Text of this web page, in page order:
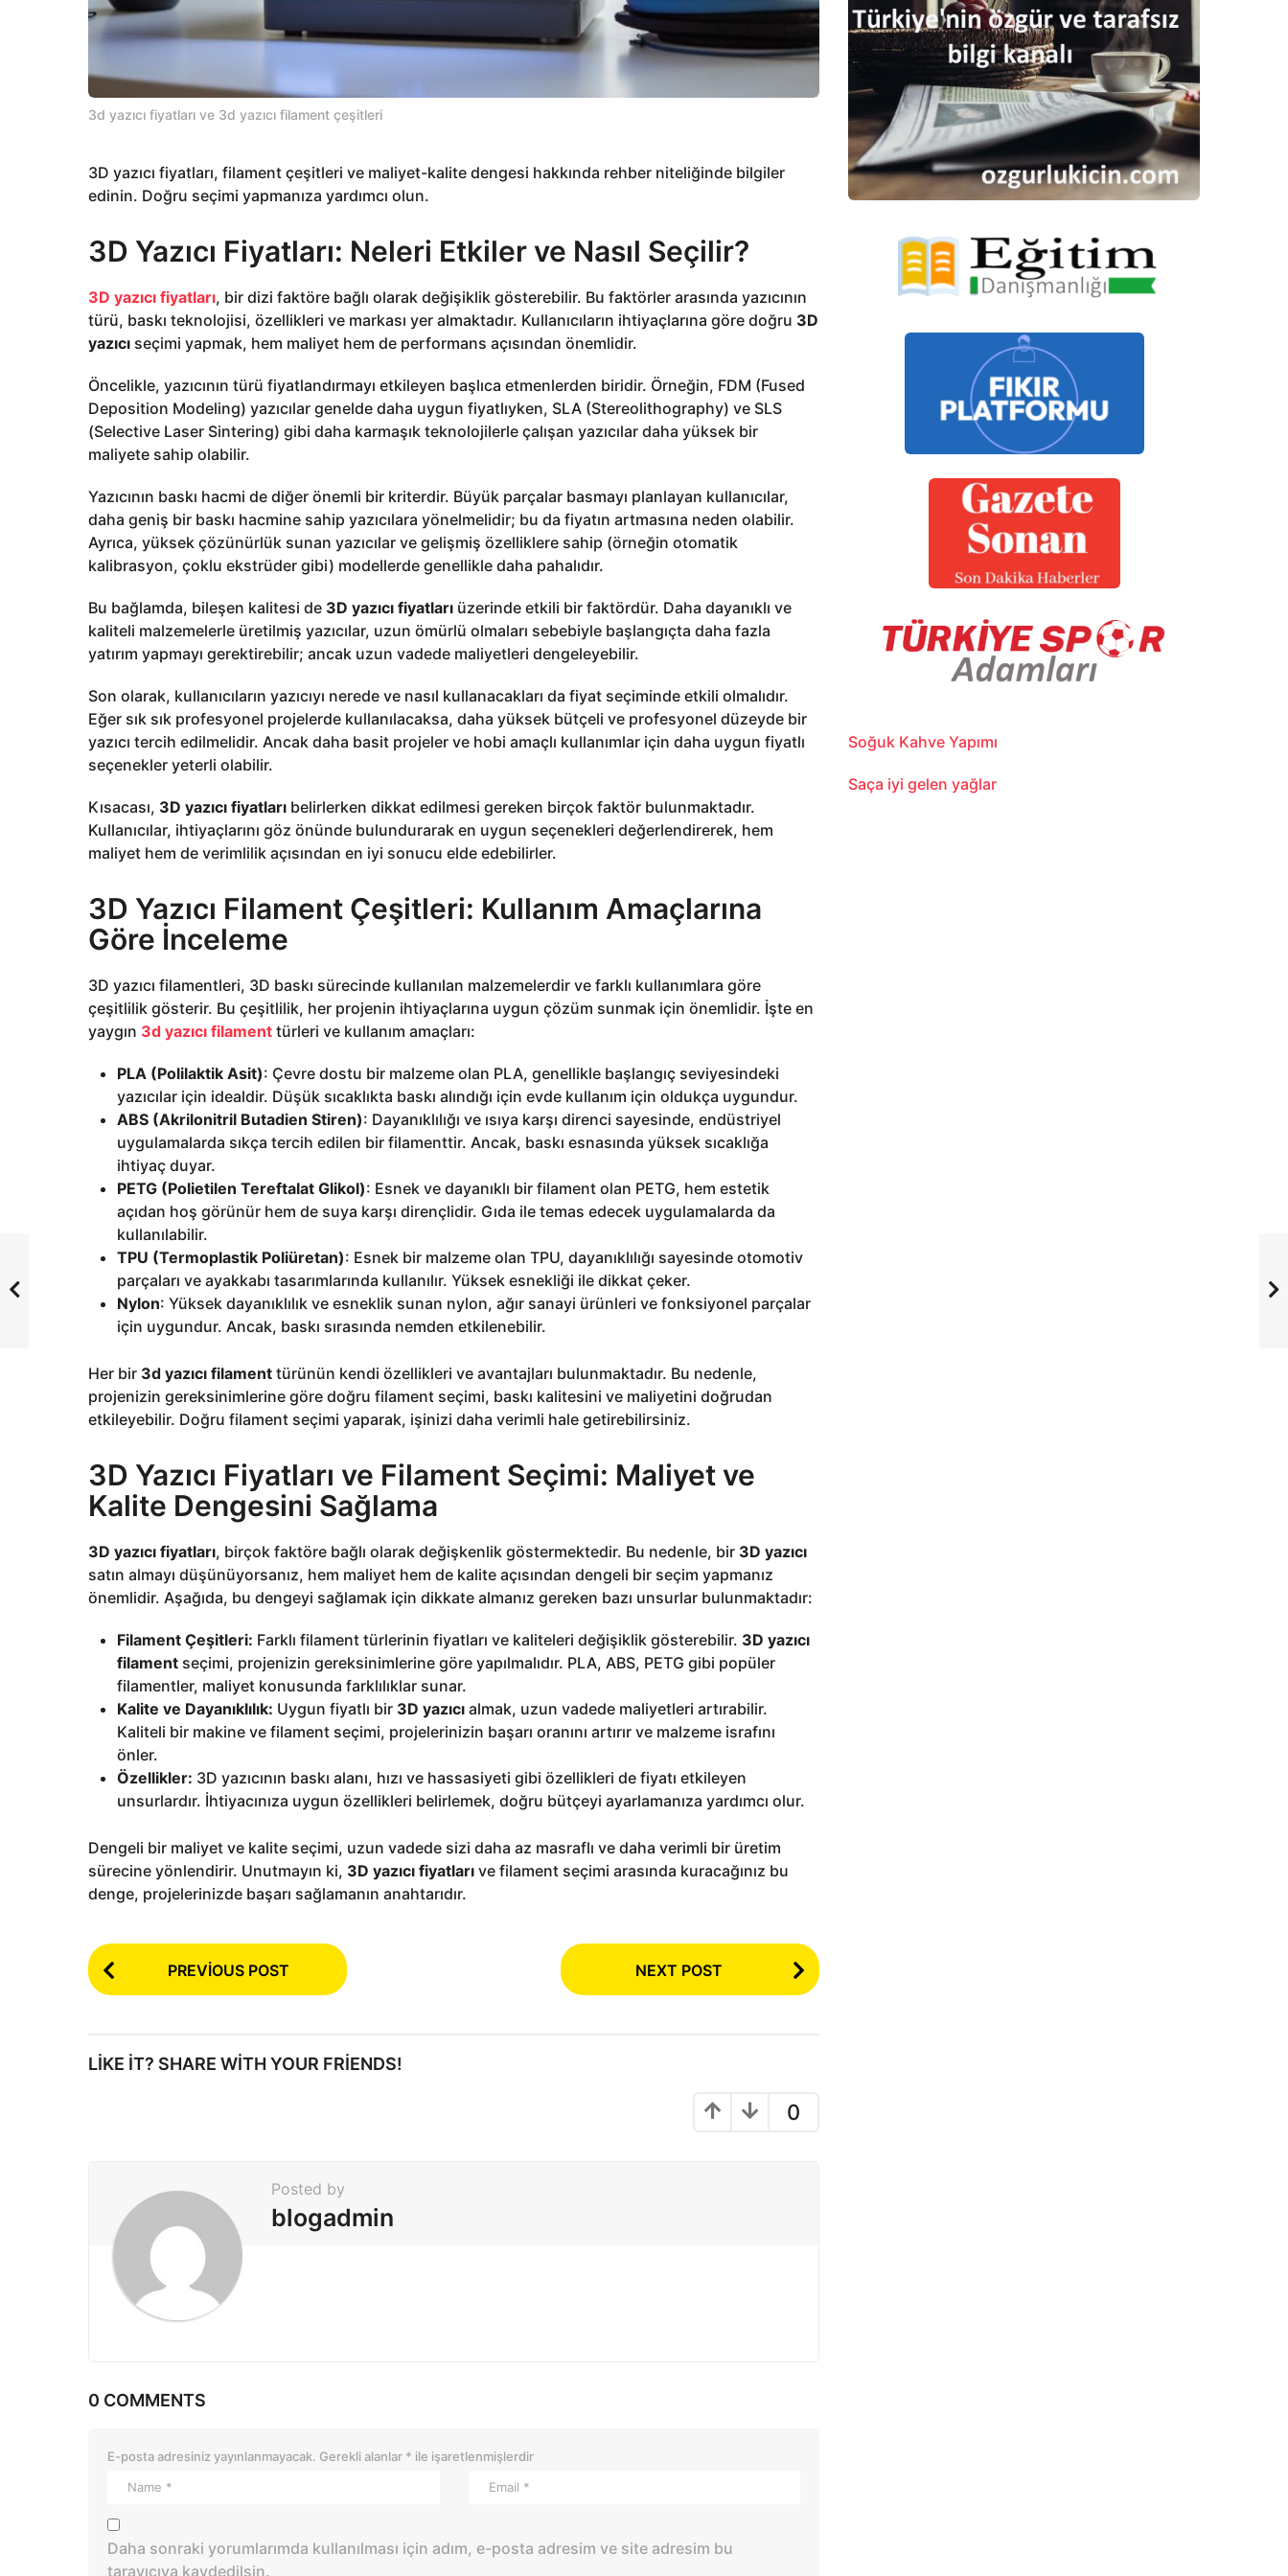
3d yazıcı fiyatları ve 3d yazıcı filament çeşitleri
3D yazıcı fiyatları, filament çeşitleri ve maliyet-kalite dengesi hakkında rehber niteliğinde bilgiler
edinin. Doğru seçimi yapmanıza yardımcı olun.
3D Yazıcı Fiyatları: Neleri Etkiler ve Nasıl Seçilir?
3D yazıcı fiyatları, bir dizi faktöre bağlı olarak değişiklik gösterebilir. Bu faktörler arasında yazıcının
türü, baskı teknolojisi, özellikleri ve markası yer almaktadır. Kullanıcıların ihtiyaçlarına göre doğru 3D
yazıcı seçimi yapmak, hem maliyet hem de performans açısından önemlidir.
Öncelikle, yazıcının türü fiyatlandırmayı etkileyen başlıca etmenlerden biridir. Örneğin, FDM (Fused
Deposition Modeling) yazıcılar genelde daha uygun fiyatlıyken, SLA (Stereolithography) ve SLS
(Selective Laser Sintering) gibi daha karmaşık teknolojilerle çalışan yazıcılar daha yüksek bir
maliyete sahip olabilir.
Yazıcının baskı hacmi de diğer önemli bir kriterdir. Büyük parçalar basmayı planlayan kullanıcılar,
daha geniş bir baskı hacmine sahip yazıcılara yönelmelidir; bu da fiyatın artmasına neden olabilir.
Ayrıca, yüksek çözünürlük sunan yazıcılar ve gelişmiş özelliklere sahip (örneğin otomatik
kalibrasyon, çoklu ekstrüder gibi) modellerde genellikle daha pahalıdır.
Bu bağlamda, bileşen kalitesi de 3D yazıcı fiyatları üzerinde etkili bir faktördür. Daha dayanıklı ve
kaliteli malzemelerle üretilmiş yazıcılar, uzun ömürlü olmaları sebebiyle başlangıçta daha fazla
yatırım yapmayı gerektirebilir; ancak uzun vadede maliyetleri dengeleyebilir.
Son olarak, kullanıcıların yazıcıyı nerede ve nasıl kullanacakları da fiyat seçiminde etkili olmalıdır.
Eğer sık sık profesyonel projelerde kullanılacaksa, daha yüksek bütçeli ve profesyonel düzeyde bir
yazıcı tercih edilmelidir. Ancak daha basit projeler ve hobi amaçlı kullanımlar için daha uygun fiyatlı
seçenekler yeterli olabilir.
Kısacası, 3D yazıcı fiyatları belirlerken dikkat edilmesi gereken birçok faktör bulunmaktadır.
Kullanıcılar, ihtiyaçlarını göz önünde bulundurarak en uygun seçenekleri değerlendirerek, hem
maliyet hem de verimlilik açısından en iyi sonucu elde edebilirler.
3D Yazıcı Filament Çeşitleri: Kullanım Amaçlarına
Göre İnceleme
3D yazıcı filamentleri, 3D baskı sürecinde kullanılan malzemelerdir ve farklı kullanımlara göre
çeşitlilik gösterir. Bu çeşitlilik, her projenin ihtiyaçlarına uygun çözüm sunmak için önemlidir. İşte en
yaygın 3d yazıcı filament türleri ve kullanım amaçları:
PLA (Polilaktik Asit): Çevre dostu bir malzeme olan PLA, genellikle başlangıç seviyesindeki
yazıcılar için idealdir. Düşük sıcaklıkta baskı alındığı için evde kullanım için oldukça uygundur.
ABS (Akrilonitril Butadien Stiren): Dayanıklılığı ve ısıya karşı direnci sayesinde, endüstriyel
uygulamalarda sıkça tercih edilen bir filamenttir. Ancak, baskı esnasında yüksek sıcaklığa
ihtiyaç duyar.
PETG (Polietilen Tereftalat Glikol): Esnek ve dayanıklı bir filament olan PETG, hem estetik
açıdan hoş görünür hem de suya karşı dirençlidir. Gıda ile temas edecek uygulamalarda da
kullanılabilir.
TPU (Termoplastik Poliüretan): Esnek bir malzeme olan TPU, dayanıklılığı sayesinde otomotiv
parçaları ve ayakkabı tasarımlarında kullanılır. Yüksek esnekliği ile dikkat çeker.
Nylon: Yüksek dayanıklılık ve esneklik sunan nylon, ağır sanayi ürünleri ve fonksiyonel parçalar
için uygundur. Ancak, baskı sırasında nemden etkilenebilir.
Her bir 3d yazıcı filament türünün kendi özellikleri ve avantajları bulunmaktadır. Bu nedenle,
projenizin gereksinimlerine göre doğru filament seçimi, baskı kalitesini ve maliyetini doğrudan
etkileyebilir. Doğru filament seçimi yaparak, işinizi daha verimli hale getirebilirsiniz.
3D Yazıcı Fiyatları ve Filament Seçimi: Maliyet ve
Kalite Dengesini Sağlama
3D yazıcı fiyatları, birçok faktöre bağlı olarak değişkenlik göstermektedir. Bu nedenle, bir 3D yazıcı
satın almayı düşünüyorsanız, hem maliyet hem de kalite açısından dengeli bir seçim yapmanız
önemlidir. Aşağıda, bu dengeyi sağlamak için dikkate almanız gereken bazı unsurlar bulunmaktadır:
Filament Çeşitleri: Farklı filament türlerinin fiyatları ve kaliteleri değişiklik gösterebilir. 3D yazıcı
filament seçimi, projenizin gereksinimlerine göre yapılmalıdır. PLA, ABS, PETG gibi popüler
filamentler, maliyet konusunda farklılıklar sunar.
Kalite ve Dayanıklılık: Uygun fiyatlı bir 3D yazıcı almak, uzun vadede maliyetleri artırabilir.
Kaliteli bir makine ve filament seçimi, projelerinizin başarı oranını artırır ve malzeme israfını
önler.
Özellikler: 3D yazıcının baskı alanı, hızı ve hassasiyeti gibi özellikleri de fiyatı etkileyen
unsurlardır. İhtiyacınıza uygun özellikleri belirlemek, doğru bütçeyi ayarlamanıza yardımcı olur.
Dengeli bir maliyet ve kalite seçimi, uzun vadede sizi daha az masraflı ve daha verimli bir üretim
sürecine yönlendirir. Unutmayın ki, 3D yazıcı fiyatları ve filament seçimi arasında kuracağınız bu
denge, projelerinizde başarı sağlamanın anahtarıdır.
P
o
t
P
PREVIOUS POST NEXT POST
LIKE IT? SHARE WITH YOUR FRIENDS!
0
Posted by
blogadmin
0 COMMENTS
E-posta adresiniz yayınlanmayacak. Gerekli alanlar * ile işaretlenmişlerdir
Daha sonraki yorumlarımda kullanılması için adım, e-posta adresim ve site adresim bu
tarayıcıya kaydedilsin.
Soğuk Kahve Yapımı
Saça iyi gelen yağlar